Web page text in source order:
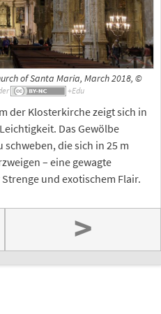
of Santa Maria, March 2018, ©
der Klosterkirche zeigt sich in
Das Gewölbe
die sich in 25 m
– eine gewagte
und exotischem Flair.
>